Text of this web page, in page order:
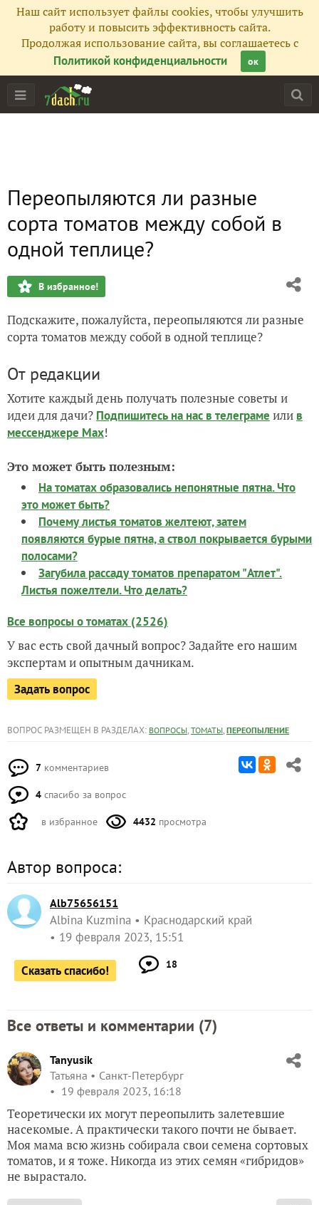
Наш сайт использует файлы cookies, чтобы улучшить
работу и повысить эффективность сайта.
Продолжая использование сайта, вы соглашаетесь с
Политикой конфиденциальности
ок
Переопыляются ли разные
сорта томатов между собой в
одной теплице?
В избранное!
Подскажите, пожалуйста, переопыляются ли разные
сорта томатов между собой в одной теплице?
От редакции
Хотите каждый день получать полезные советы и
идеи для дачи? Подпишитесь на нас в телеграме или в
мессенджере Max!
Это может быть полезным:
На томатах образовались непонятные пятна. Что
это может быть?
Почему листья томатов желтеют, затем
появляются бурые пятна, а ствол покрывается бурыми
полосами?
Загубила рассаду томатов препаратом "Атлет".
Листья пожелтели. Что делать?
Все вопросы о томатах (2526)
У вас есть свой дачный вопрос? Задайте его нашим
экспертам и опытным дачникам.
Задать вопрос
ВОПРОС РАЗМЕЩЕН В РАЗДЕЛАХ: ВОПРОСЫ, ТОМАТЫ, ПЕРЕОПЫЛЕНИЕ
7 комментариев
4 спасибо за вопрос
в избранное 4432 просмотра
Автор вопроса:
Alb75656151
Albina Kuzmina
Краснодарский край
19 февраля 2023, 15:51
Сказать спасибо! 18
Все ответы и комментарии (7)
Tanyusik
Татьяна
Санкт-Петербург
19 февраля 2023, 16:18
Теоретически их могут переопылить залетевшие
насекомые. А практически такого почти не бывает.
Моя мама всю жизнь собирала свои семена сортовых
томатов, и я тоже. Никогда из этих семян «гибридов»
не вырастало.